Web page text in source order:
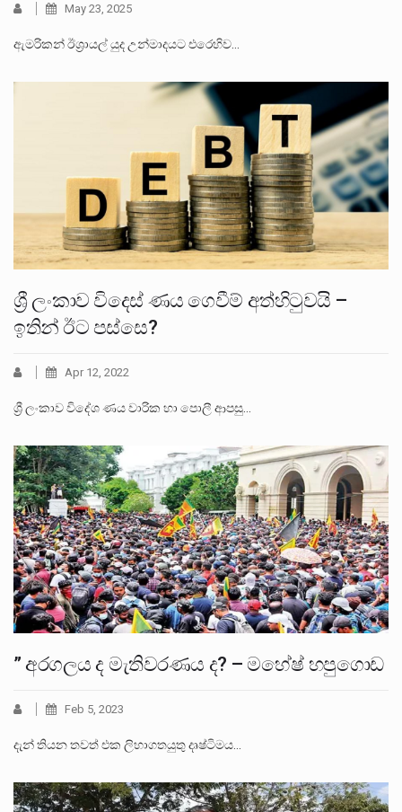
May 23, 2025
ඇමරිකන් ඊශ්‍රායල් යුද උන්මාදයට එරෙහිව…
ශ්‍රී ලංකාව විදෙස් ණය ගෙවීම් අත්හිටුවයි –
ඉතින් ඊට පස්සෙ?
Apr 12, 2022
ශ්‍රී ලංකාව විදේශ ණය වාරික හා පොලී ආපසු…
” අරගලය ද මැතිවරණය ද? – මහේෂ් හපුගොඩ
Feb 5, 2023
දැන් තියන තවත් එක ලිහාගතයුතු දෘෂ්ටිමය…